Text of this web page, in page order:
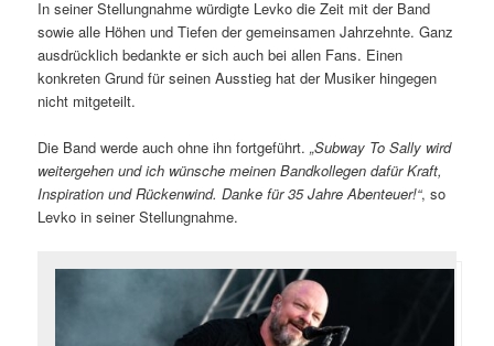
In seiner Stellungnahme würdigte Levko die Zeit mit der Band
sowie alle Höhen und Tiefen der gemeinsamen Jahrzehnte. Ganz
ausdrücklich bedankte er sich auch bei allen Fans. Einen
konkreten Grund für seinen Ausstieg hat der Musiker hingegen
nicht mitgeteilt.
Die Band werde auch ohne ihn fortgeführt.„Subway To Sally wird
weitergehen und ich wünsche meinen Bandkollegen dafür Kraft,
Inspiration und Rückenwind. Danke für 35 Jahre Abenteuer!“, so
Levko in seiner Stellungnahme.